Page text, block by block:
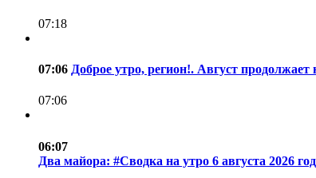
07:18
07:06 Доброе утро, регион!. Август продолжает
07:06
06:07
Два майора: #Сводка на утро 6 августа 2026